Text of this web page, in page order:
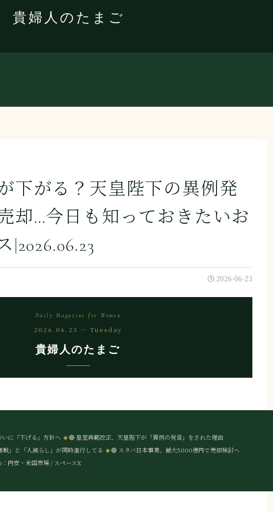
貴婦人のたまご
下がる？天皇陛下の異例発
却…今日も知っておきたいお
2026-06-23
Daily Magazine for Women
2026.06.23 — Tuesday
貴婦人のたまご
に「下げる」方針へ
🔴 皇室典範改正、天皇陛下が「異例の発言」をされた理由
」と「人減らし」が同時進行してる
🔵 スタバ日本事業、最大5000億円で売却検討へ
：円安・米国市場 / スペースX